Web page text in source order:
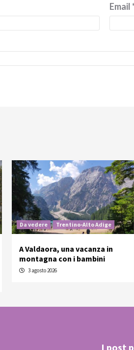
Email
Da vedere Trentino-Alto Adige
A Valdaora, una vacanza in
montagna con i bambini
3 agosto 2026
I post